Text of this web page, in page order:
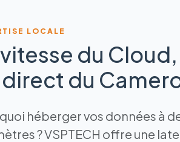
LOCALE
du Cloud,
du
héberger vos données à
? VSPTECH offre une